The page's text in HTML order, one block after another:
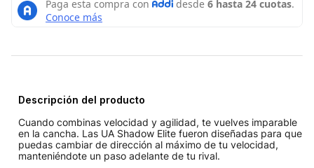
Descripción del producto
Cuando combinas velocidad y agilidad, te vuelves imparable
en la cancha. Las UA Shadow Elite fueron diseñadas para que
puedas cambiar de dirección al máximo de tu velocidad,
manteniéndote un paso adelante de tu rival.